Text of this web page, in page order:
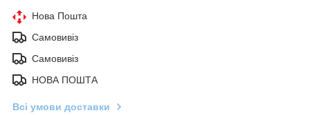
Нова Пошта
Самовивіз
Самовивіз
НОВА ПОШТА
Всі умови доставки